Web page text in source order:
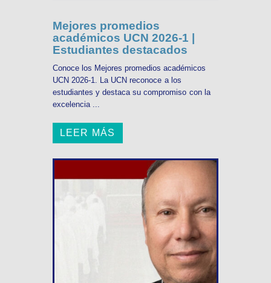
Mejores promedios
académicos UCN 2026-1 |
Estudiantes destacados
Conoce los Mejores promedios académicos
UCN 2026-1. La UCN reconoce a los
estudiantes y destaca su compromiso con la
excelencia ...
LEER MÁS